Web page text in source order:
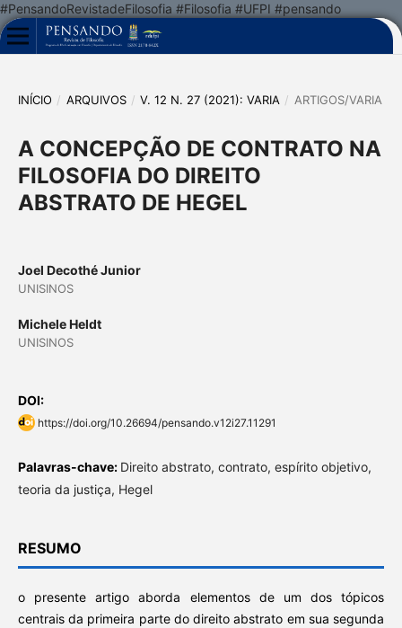
#PensandoRevistadeFilosofia #Filosofia #UFPI #pensando
INÍCIO / ARQUIVOS / V. 12 N. 27 (2021): VARIA / ARTIGOS/VARIA
A CONCEPÇÃO DE CONTRATO NA
FILOSOFIA DO DIREITO
ABSTRATO DE HEGEL
Joel Decothé Junior
UNISINOS
Michele Heldt
UNISINOS
DOI:
https://doi.org/10.26694/pensando.v12i27.11291
Palavras-chave: Direito abstrato, contrato, espírito objetivo,
teoria da justiça, Hegel
RESUMO
o presente artigo aborda elementos de um dos tópicos
centrais da primeira parte do direito abstrato em sua segunda